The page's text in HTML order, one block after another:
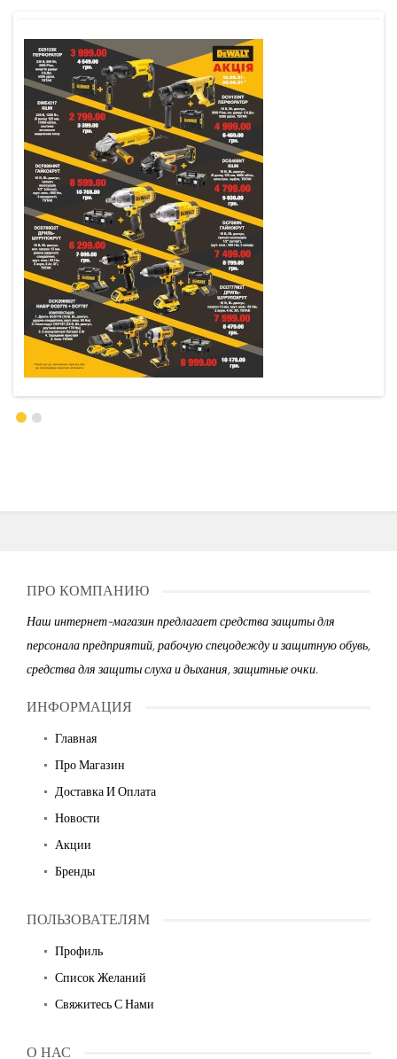
ПРО КОМПАНИЮ
Наш интернет-магазин предлагает средства защиты для
персонала предприятий, рабочую спецодежду и защитную обувь,
средства для защиты слуха и дыхания, защитные очки.
ИНФОРМАЦИЯ
Главная
Про Магазин
Доставка И Оплата
Новости
Акции
Бренды
ПОЛЬЗОВАТЕЛЯМ
Профиль
Список Желаний
Свяжитесь С Нами
О НАС